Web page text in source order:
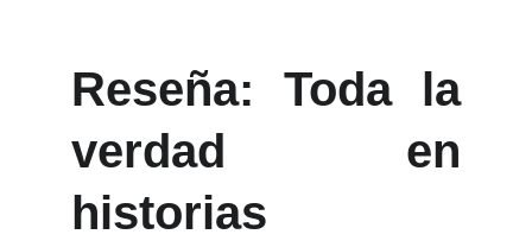
Reseña: Toda la
verdad en
historias